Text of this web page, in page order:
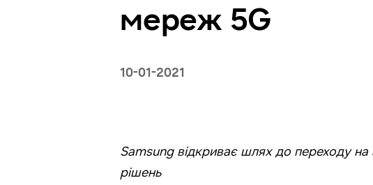
мереж 5G
10-01-2021
Samsung відкриває шлях до переходу
рішень